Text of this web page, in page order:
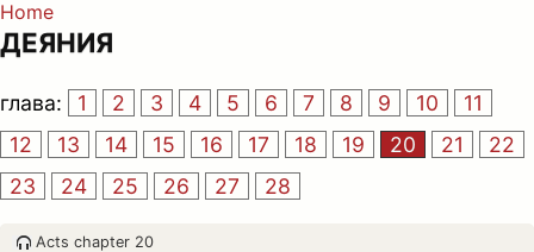
Home
ДЕЯНИЯ
глава: 1 2 3 4 5 6 7 8 9 10
11
12
13 14 15 16 17 18 19 20 21
22
23
24 25 26 27 28
Acts chapter 20